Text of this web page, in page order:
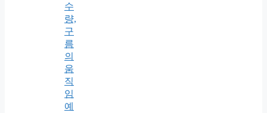
수
량,
구
름
의
움
직
임
예